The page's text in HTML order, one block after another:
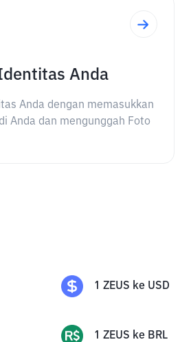
Anda
Anda dengan memasukkan
Anda dan mengunggah Foto
1 ZEUS ke USD
1 ZEUS ke BRL